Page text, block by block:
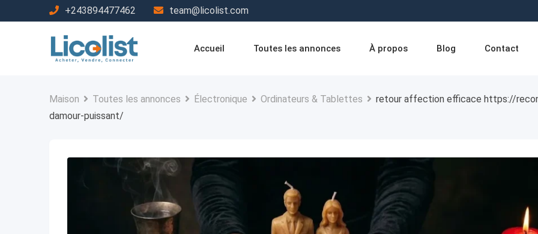
au
+243894477462 team@licolist.com
Accueil Toutes les annonces À propos Blog Contact
Maison Toutes les annonces Électronique Ordinateurs & Tablettes
retour affection efficace https://
damour-puissant/